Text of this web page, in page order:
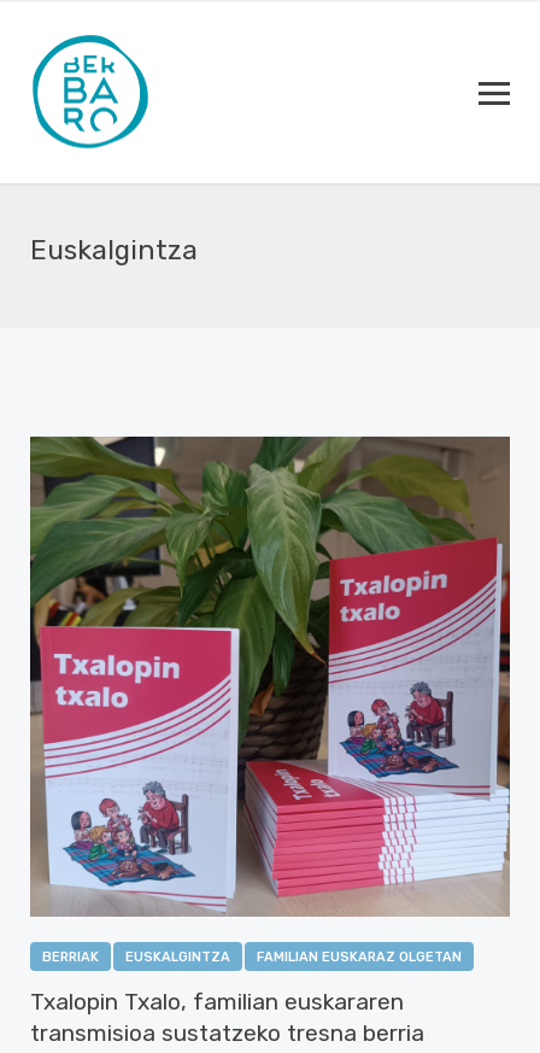
Euskalgintza
BERRIAK EUSKALGINTZA FAMILIAN EUSKARAZ OLGETAN
Txalopin Txalo, familian euskararen
transmisioa sustatzeko tresna berria